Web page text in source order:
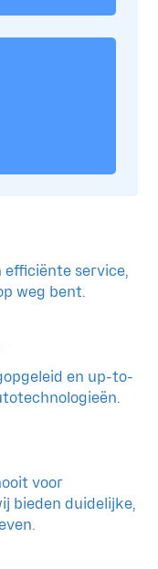
efficiënte service,
weg bent.
en up-to-
voor
bieden duidelijke,